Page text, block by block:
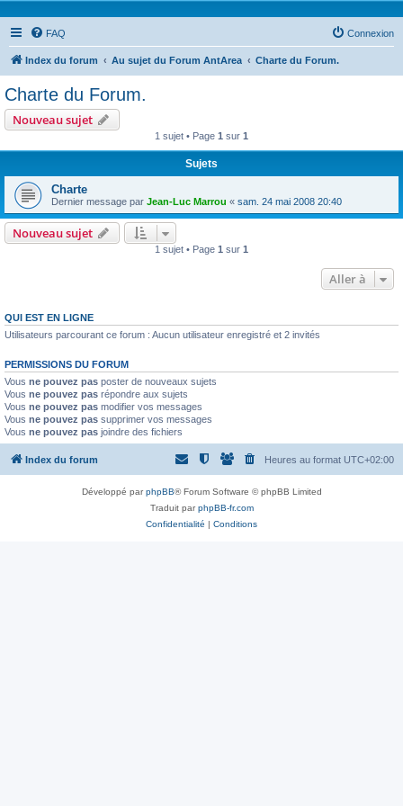
FAQ Connexion
Index du forum Au sujet du Forum AntArea Charte du Forum.
Charte du Forum.
Nouveau sujet
1 sujet • Page 1 sur 1
Sujets
Charte
Dernier message par Jean-Luc Marrou « sam. 24 mai 2008 20:40
Nouveau sujet
1 sujet • Page 1 sur 1
Aller à
QUI EST EN LIGNE
Utilisateurs parcourant ce forum : Aucun utilisateur enregistré et 2 invités
PERMISSIONS DU FORUM
Vous ne pouvez pas poster de nouveaux sujets
Vous ne pouvez pas répondre aux sujets
Vous ne pouvez pas modifier vos messages
Vous ne pouvez pas supprimer vos messages
Vous ne pouvez pas joindre des fichiers
Index du forum Heures au format UTC+02:00
Développé parphpBB® Forum Software © phpBB Limited
Traduit parphpBB-fr.com
Confidentialité | Conditions